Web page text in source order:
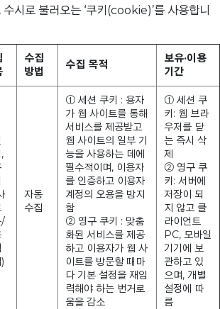
시로 불러오는 ‘쿠키(cookie)’를 사용합니
수집
방법
수집 목적
보유·이용
기간
/
자동
수집
① 세션 쿠키 : 용자
가 웹 사이트를 통해
서비스를 제공받고
웹 사이트의 일부 기
능을 사용하는 데에
필수적이며, 이용자
를 인증하고 이용자
계정의 오용을 방지
함
② 영구 쿠키 : 맞춤
화된 서비스를 제공
하고 이용자가 웹 사
이트를 방문할 때마
다 기본 설정을 재입
력해야 하는 번거로
움을 감소
① 세션 쿠
키: 웹 브라
우저를 닫
는 즉시 삭
제
② 영구 쿠
키: 서버에
저장이 되
지 않고 클
라이언트
PC, 모바일
기기에 보
관하고 있
으며, 개별
설정에 따
름